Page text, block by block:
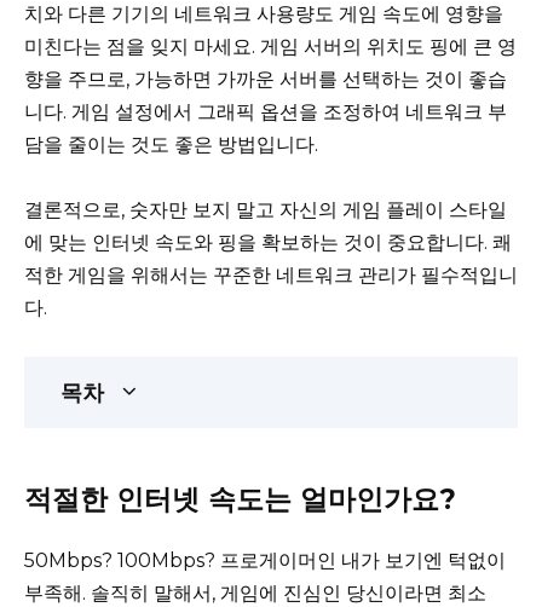
치와 다른 기기의 네트워크 사용량도 게임 속도에 영향을
미친다는 점을 잊지 마세요. 게임 서버의 위치도 핑에 큰 영
향을 주므로, 가능하면 가까운 서버를 선택하는 것이 좋습
니다. 게임 설정에서 그래픽 옵션을 조정하여 네트워크 부
담을 줄이는 것도 좋은 방법입니다.
결론적으로, 숫자만 보지 말고 자신의 게임 플레이 스타일
에 맞는 인터넷 속도와 핑을 확보하는 것이 중요합니다. 쾌
적한 게임을 위해서는 꾸준한 네트워크 관리가 필수적입니
다.
목차
적절한 인터넷 속도는 얼마인가요?
50Mbps? 100Mbps? 프로게이머인 내가 보기엔 턱없이
부족해. 솔직히 말해서, 게임에 진심인 당신이라면 최소